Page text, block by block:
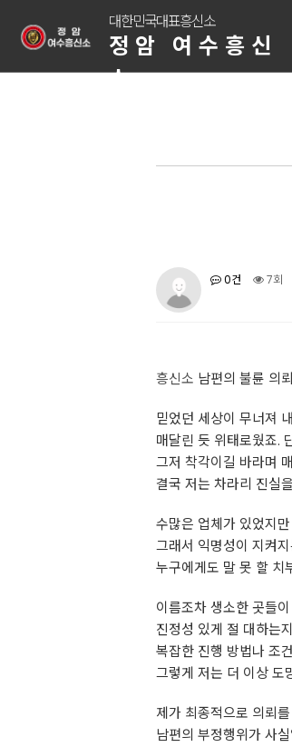
대한민국대표흥신소
정암 여수흥신
소
0건 7회
흥신소 남편의 불륜 의
믿었던 세상이 무너져
매달린 듯 위태로웠죠.
그저 착각이길 바라며
결국 저는 차라리 진실
수많은 업체가 있었지
그래서 익명성이 지켜
누구에게도 말 못 할 치
이름조차 생소한 곳들
진정성 있게 절 대하는
복잡한 진행 방법나 조
그렇게 저는 더 이상 도
제가 최종적으로 의뢰
남편의 부정행위가 사